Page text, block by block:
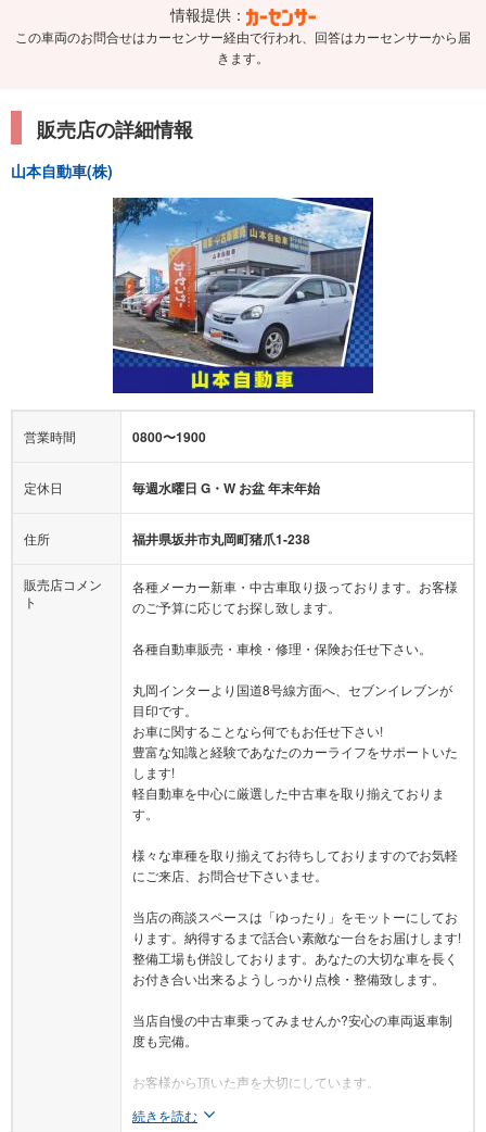
情報提供：
この車両のお問合せはカーセンサー経由で行われ、回答はカーセンサーから届
きます。
販売店の詳細情報
山本自動車(株)
営業時間 0800〜1900
定休日 毎週水曜日 G・W お盆 年末年始
住所 福井県坂井市丸岡町猪爪1-238
販売店コメン
ト
各種メーカー新車・中古車取り扱っております。お客様
のご予算に応じてお探し致します。
各種自動車販売・車検・修理・保険お任せ下さい。
丸岡インターより国道8号線方面へ、セブンイレブンが
目印です。
お車に関することなら何でもお任せ下さい!
豊富な知識と経験であなたのカーライフをサポートいた
します!
軽自動車を中心に厳選した中古車を取り揃えておりま
す。
様々な車種を取り揃えてお待ちしておりますのでお気軽
にご来店、お問合せ下さいませ。
当店の商談スペースは「ゆったり」をモットーにしてお
ります。納得するまで話合い素敵な一台をお届けします!
整備工場も併設しております。あなたの大切な車を長く
お付き合い出来るようしっかり点検・整備致します。
当店自慢の中古車乗ってみませんか?安心の車両返車制
度も完備。
お客様から頂いた声を大切にしています。
続きを読む